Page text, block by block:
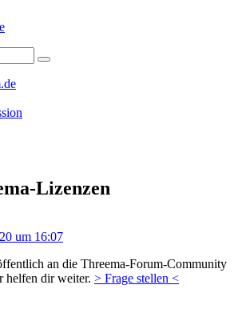
Lizenzen
um 16:07
an die Threema-Forum-Community
helfen dir weiter. > Frage stellen <